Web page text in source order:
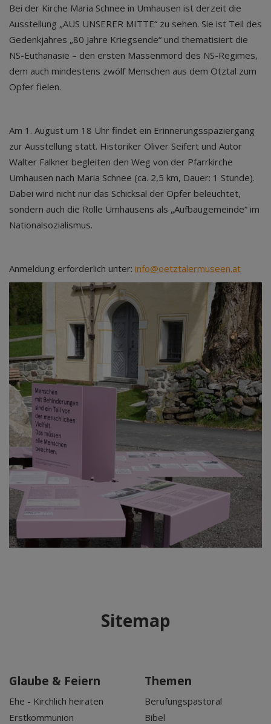
Bei der Kirche Maria Schnee in Umhausen ist derzeit die
Ausstellung „AUS UNSERER MITTE“ zu sehen. Sie ist Teil des
Gedenkjahres „80 Jahre Kriegsende“ und thematisiert die
NS-Euthanasie – den ersten Massenmord des NS-Regimes,
dem auch mindestens zwölf Menschen aus dem Ötztal zum
Opfer fielen.
Am 1. August um 18 Uhr findet ein Erinnerungsspaziergang
zur Ausstellung statt. Historiker Oliver Seifert und Autor
Walter Falkner begleiten den Weg von der Pfarrkirche
Umhausen nach Maria Schnee (ca. 2,5 km, Dauer: 1 Stunde).
Dabei wird nicht nur das Schicksal der Opfer beleuchtet,
sondern auch die Rolle Umhausens als „Aufbaugemeinde“ im
Nationalsozialismus.
Anmeldung erforderlich unter: info@oetztalermuseen.at
Sitemap
Glaube & Feiern
Ehe - Kirchlich heiraten
Erstkommunion
Themen
Berufungspastoral
Bibel